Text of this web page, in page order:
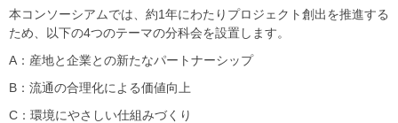
本コンソーシアムでは、約1年にわたりプロジェクト創出を推進する
ため、以下の4つのテーマの分科会を設置します。
A：産地と企業との新たなパートナーシップ
B：流通の合理化による価値向上
C：環境にやさしい仕組みづくり